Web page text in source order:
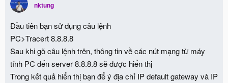
nktung
Đầu tiên bạn sử dụng câu lệnh
PC>Tracert 8.8.8.8
Sau khi gõ câu lệnh trên, thông tin về các nút mạng từ máy
tính PC đến server 8.8.8.8 sẽ được hiển thị
Trong kết quả hiển thị bạn để ý địa chỉ IP default gateway và IP